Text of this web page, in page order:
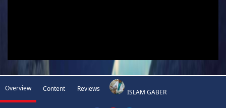
Overview Content Reviews ISLAM GABER